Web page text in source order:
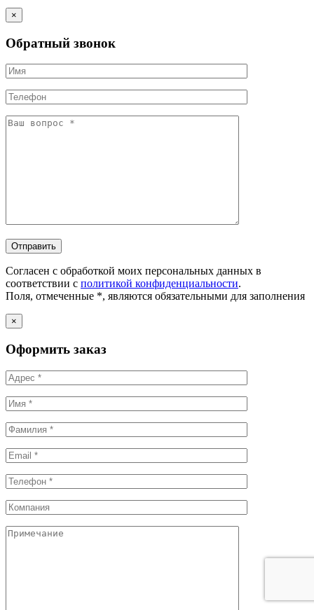
×
Обратный звонок
Согласен с обработкой моих персональных данных в
соответствии с политикой конфиденциальности.
Поля, отмеченные *, являются обязательными для заполнения
×
Оформить заказ